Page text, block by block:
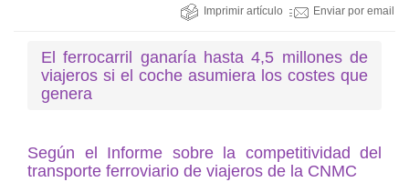
Imprimir artículo Enviar por email
El ferrocarril ganaría hasta 4,5 millones de
viajeros si el coche asumiera los costes que
genera
Según el Informe sobre la competitividad del
transporte ferroviario de viajeros de la CNMC